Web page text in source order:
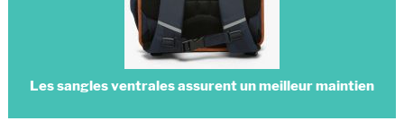
Les sangles ventrales assurent un meilleur maintien